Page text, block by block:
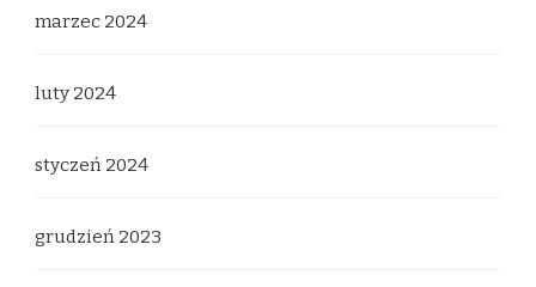
marzec 2024
luty 2024
styczeń 2024
grudzień 2023